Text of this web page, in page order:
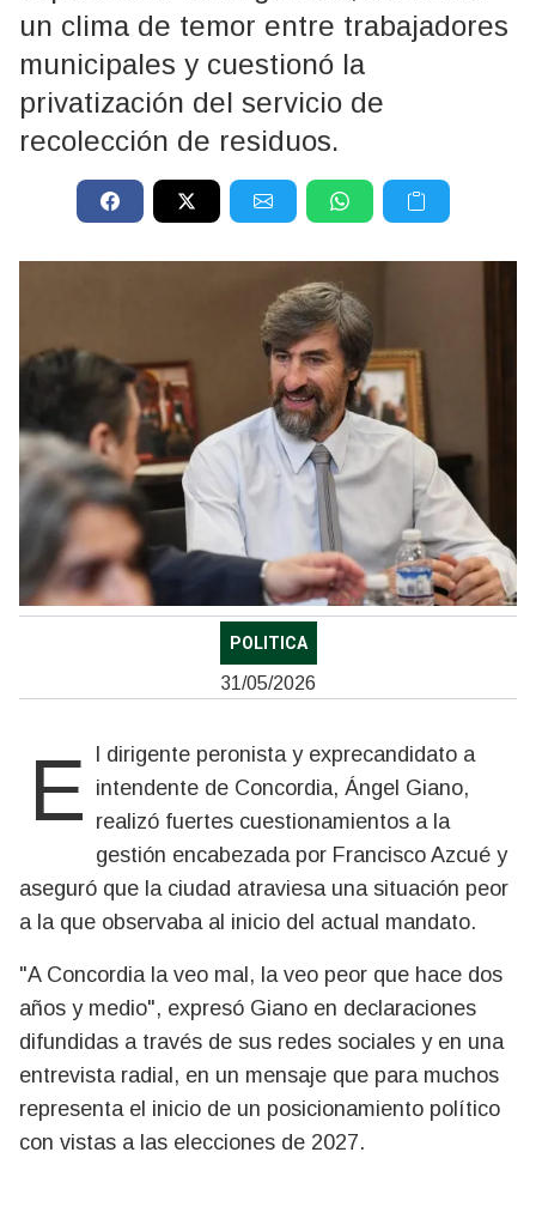
un clima de temor entre trabajadores
municipales y cuestionó la
privatización del servicio de
recolección de residuos.
POLITICA
31/05/2026
El dirigente peronista y exprecandidato a intendente de Concordia, Ángel Giano,
realizó fuertes cuestionamientos a la
gestión encabezada por Francisco Azcué y
aseguró que la ciudad atraviesa una situación peor
a la que observaba al inicio del actual mandato.
"A Concordia la veo mal, la veo peor que hace dos
años y medio", expresó Giano en declaraciones
difundidas a través de sus redes sociales y en una
entrevista radial, en un mensaje que para muchos
representa el inicio de un posicionamiento político
con vistas a las elecciones de 2027.